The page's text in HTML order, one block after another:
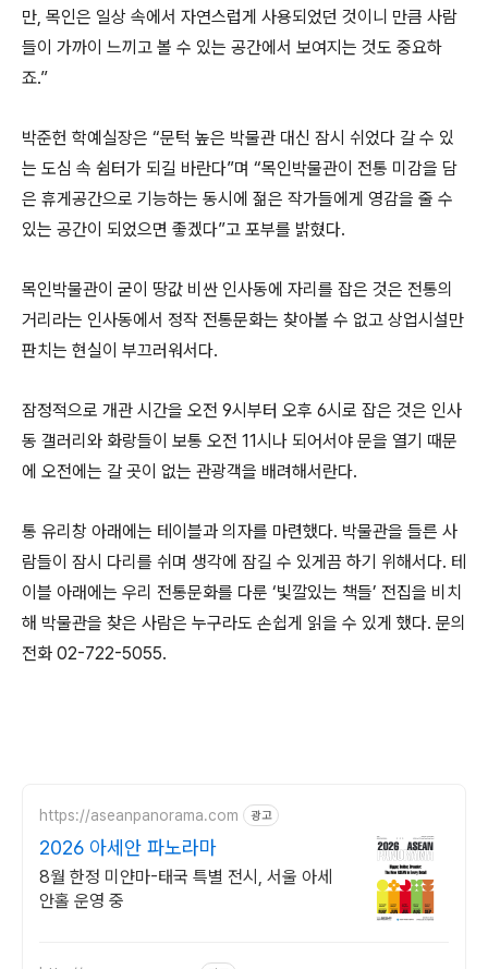
만, 목인은 일상 속에서 자연스럽게 사용되었던 것이니 만큼 사람
들이 가까이 느끼고 볼 수 있는 공간에서 보여지는 것도 중요하
죠.”
박준헌 학예실장은 “문턱 높은 박물관 대신 잠시 쉬었다 갈 수 있
는 도심 속 쉼터가 되길 바란다”며 “목인박물관이 전통 미감을 담
은 휴게공간으로 기능하는 동시에 젊은 작가들에게 영감을 줄 수
있는 공간이 되었으면 좋겠다”고 포부를 밝혔다.
목인박물관이 굳이 땅값 비싼 인사동에 자리를 잡은 것은 전통의
거리라는 인사동에서 정작 전통문화는 찾아볼 수 없고 상업시설만
판치는 현실이 부끄러워서다.
잠정적으로 개관 시간을 오전 9시부터 오후 6시로 잡은 것은 인사
동 갤러리와 화랑들이 보통 오전 11시나 되어서야 문을 열기 때문
에 오전에는 갈 곳이 없는 관광객을 배려해서란다.
통 유리창 아래에는 테이블과 의자를 마련했다. 박물관을 들른 사
람들이 잠시 다리를 쉬며 생각에 잠길 수 있게끔 하기 위해서다. 테
이블 아래에는 우리 전통문화를 다룬 ‘빛깔있는 책들’ 전집을 비치
해 박물관을 찾은 사람은 누구라도 손쉽게 읽을 수 있게 했다. 문의
전화 02-722-5055.
https://aseanpanorama.com 광고
2026 아세안 파노라마
8월 한정 미얀마-태국 특별 전시, 서울 아세
안홀 운영 중